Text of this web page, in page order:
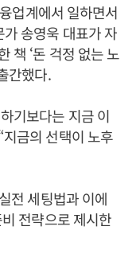
업계에서 일하면서
송영욱 대표가 자
책 ‘돈 걱정 없는 노
간했다.
기보다는 지금 이
금의 선택이 노후
전 세팅법과 이에
전략으로 제시한